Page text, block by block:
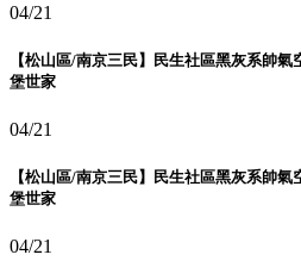
04/21
【松山區/南京三民】民生社區黑灰系帥
堡世家
04/21
【松山區/南京三民】民生社區黑灰系帥
堡世家
04/21